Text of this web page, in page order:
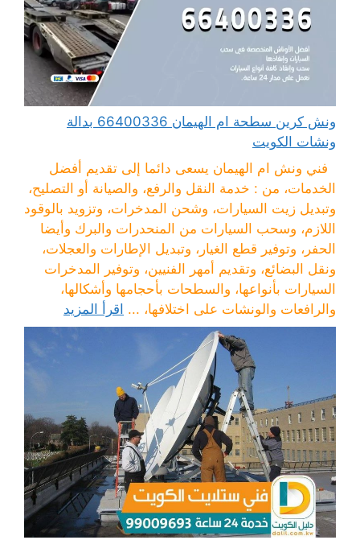
ونش كرين سطحة ام الهيمان 66400336 بدالة
ونشات الكويت
فني ونش ام الهيمان يسعى دائما إلى تقديم أفضل
الخدمات، من : خدمة النقل والرفع، والصيانة أو التصليح،
وتبديل زيت السيارات، وشحن المدخرات، وتزويد بالوقود
اللازم، وسحب السيارات من المنحدرات والبرك وأيضا
الحفر، وتوفير قطع الغيار، وتبديل الإطارات والعجلات،
ونقل البضائع، وتقديم أمهر الفنيين، وتوفير المدخرات
السيارات بأنواعها، والسطحات بأحجامها وأشكالها،
والرافعات والونشات على اختلافها، ... اقرأ المزيد